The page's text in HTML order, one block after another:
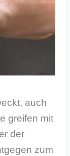
auch
greifen mit
der
zum